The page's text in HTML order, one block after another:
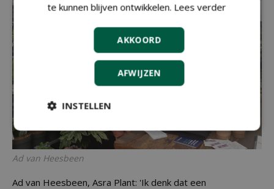
Ad van Heesbeen
Ad van Heesbeen, Asra Plant: 'Ik denk dat een
te kunnen blijven ontwikkelen. Lees verder
AKKOORD
AFWIJZEN
INSTELLEN